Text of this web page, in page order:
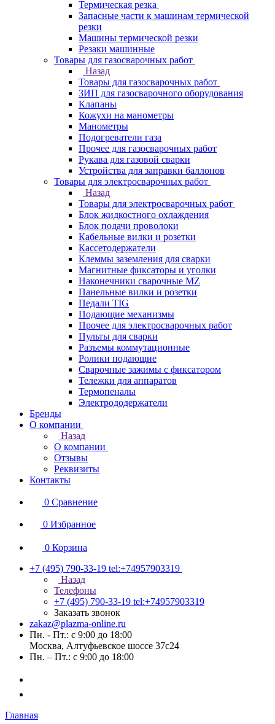
Термическая резка
Запасные части к машинам термической
резки
Машины термической резки
Резаки машинные
Товары для газосварочных работ
Назад
Товары для газосварочных работ
ЗИП для газосварочного оборудования
Клапаны
Кожухи на манометры
Манометры
Подогреватели газа
Прочее для газосварочных работ
Рукава для газовой сварки
Устройства для заправки баллонов
Товары для электросварочных работ
Назад
Товары для электросварочных работ
Блок жидкостного охлаждения
Блок подачи проволоки
Кабельные вилки и розетки
Кассетодержатели
Клеммы заземления для сварки
Магнитные фиксаторы и уголки
Наконечники сварочные MZ
Панельные вилки и розетки
Педали TIG
Подающие механизмы
Прочее для электросварочных работ
Пульты для сварки
Разъемы коммутационные
Ролики подающие
Сварочные зажимы с фиксатором
Тележки для аппаратов
Термопеналы
Электрододержатели
Бренды
О компании
Назад
О компании
Отзывы
Реквизиты
Контакты
0 Сравнение
0 Избранное
0 Корзина
+7 (495) 790-33-19 tel:+74957903319
Назад
Телефоны
+7 (495) 790-33-19 tel:+74957903319
Заказать звонок
zakaz@plazma-online.ru
Пн. - Пт.: с 9:00 до 18:00
Москва, Алтуфьевское шоссе 37с24
Пн. – Пт.: с 9:00 до 18:00
Главная